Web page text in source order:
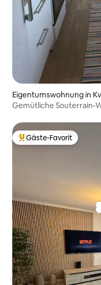
Eigentumswohnung in
Gemütliche Souterrain-
Beliebter Gäste-Favorit.
Gäste-Favorit